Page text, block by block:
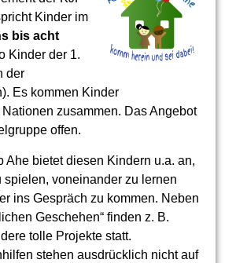
Kinder im
bis acht
Kinder der 1.
der
Es kommen Kinder
zusammen. Das Angebot
offen.
Ahe bietet diesen Kindern u.a. an,
spielen, voneinander zu lernen
ins Gespräch zu kommen. Neben
Geschehen“ finden z. B.
tolle Projekte statt.
stehen ausdrücklich nicht auf